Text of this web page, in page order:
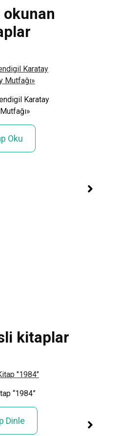
okunan
Karatay
Oku
kitaplar
“1984”
Dinle